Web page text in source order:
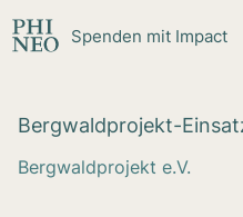
Spenden mit Impact
Berg­wald­pro­jekt-
Bergwaldprojekt e.V.